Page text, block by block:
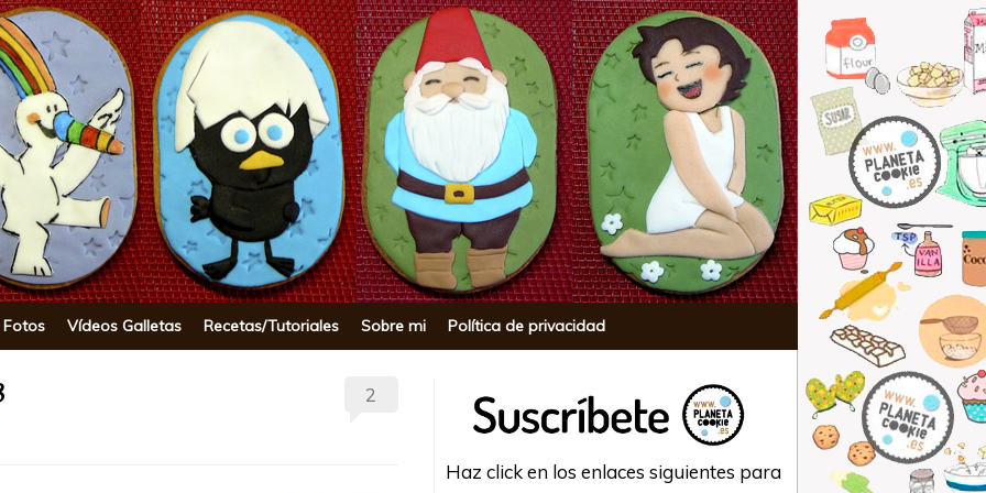
Fotos Vídeos Galletas Recetas/Tutoriales Sobre mi Política de privacidad
2
Haz click en los enlaces siguientes para